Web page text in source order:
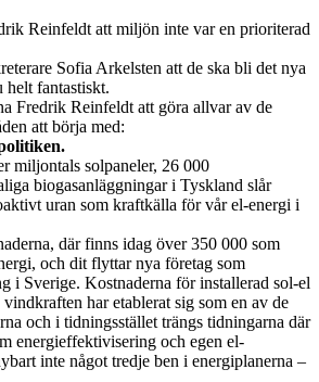
Reinfeldt att miljön inte var en prioriterad
Sofia Arkelsten att de ska bli det nya
fantastiskt.
Fredrik Reinfeldt att göra allvar av de
att börja med:
miljontals solpaneler, 26 000
biogasanläggningar i Tyskland slår
uran som kraftkälla för vår el-energi i
där finns idag över 350 000 som
och dit flyttar nya företag som
i Sverige. Kostnaderna för installerad sol-el
har etablerat sig som en av de
och i tidningsstället trängs tidningarna där
energieffektivisering och egen el-
inte något tredje ben i energiplanerna –